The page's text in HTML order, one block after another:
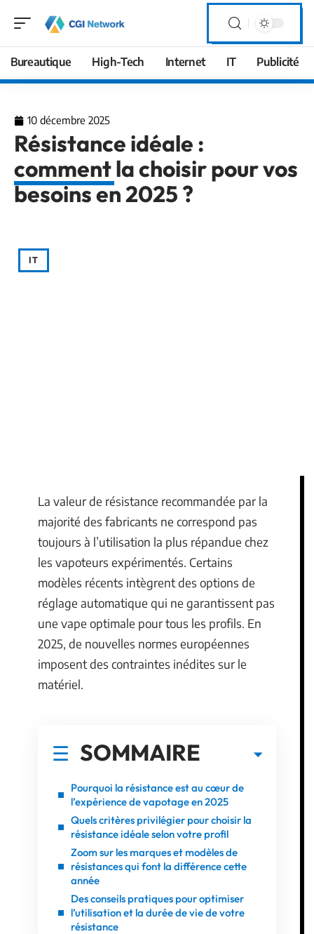
Bureautique High-Tech Internet IT Publicité
10 décembre 2025
Résistance idéale :
comment la choisir pour vos
besoins en 2025 ?
IT
La valeur de résistance recommandée par la
majorité des fabricants ne correspond pas
toujours à l’utilisation la plus répandue chez
les vapoteurs expérimentés. Certains
modèles récents intègrent des options de
réglage automatique qui ne garantissent pas
une vape optimale pour tous les profils. En
2025, de nouvelles normes européennes
imposent des contraintes inédites sur le
matériel.
SOMMAIRE
Pourquoi la résistance est au cœur de
l’expérience de vapotage en 2025
Quels critères privilégier pour choisir la
résistance idéale selon votre profil
Zoom sur les marques et modèles de
résistances qui font la différence cette
année
Des conseils pratiques pour optimiser
l’utilisation et la durée de vie de votre
résistance